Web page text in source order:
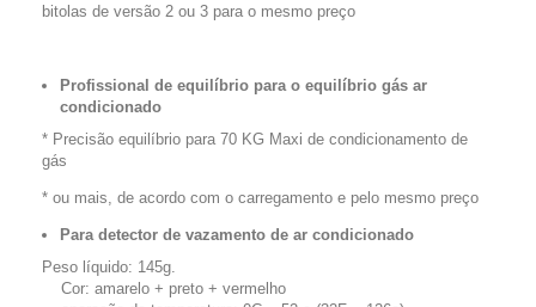
bitolas de versão 2 ou 3 para o mesmo preço
Profissional de equilíbrio para o equilíbrio gás ar
condicionado
* Precisão equilíbrio para 70 KG Maxi de condicionamento de
gás
* ou mais, de acordo com o carregamento e pelo mesmo preço
Para detector de vazamento de ar condicionado
Peso líquido: 145g.
Cor: amarelo + preto + vermelho